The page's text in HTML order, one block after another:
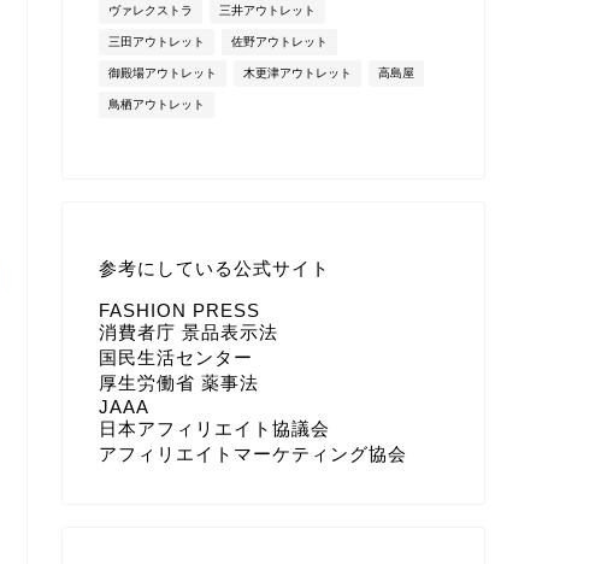
ヴァレクストラ 三井アウトレット
三田アウトレット 佐野アウトレット
御殿場アウトレット 木更津アウトレット 高島屋
鳥栖アウトレット
参考にしている公式サイト
FASHION PRESS
消費者庁 景品表示法
国民生活センター
厚生労働省 薬事法
JAAA
日本アフィリエイト協議会
アフィリエイトマーケティング協会